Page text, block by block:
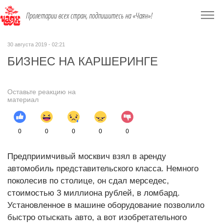
Пролетарии всех стран, подпишитесь на «Чаян»!
30 августа 2019 - 02:21
БИЗНЕС НА КАРШЕРИНГЕ
Оставьте реакцию на
материал
0 0 0 0 0
Предприимчивый москвич взял в аренду
автомобиль представительского класса. Немного
поколесив по столице, он сдал мерседес,
стоимостью 3 миллиона рублей, в ломбард.
Установленное в машине оборудование позволило
быстро отыскать авто, а вот изобретательного